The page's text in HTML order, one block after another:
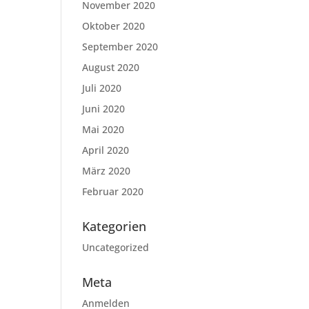
November 2020
Oktober 2020
September 2020
August 2020
Juli 2020
Juni 2020
Mai 2020
April 2020
März 2020
Februar 2020
Kategorien
Uncategorized
Meta
Anmelden